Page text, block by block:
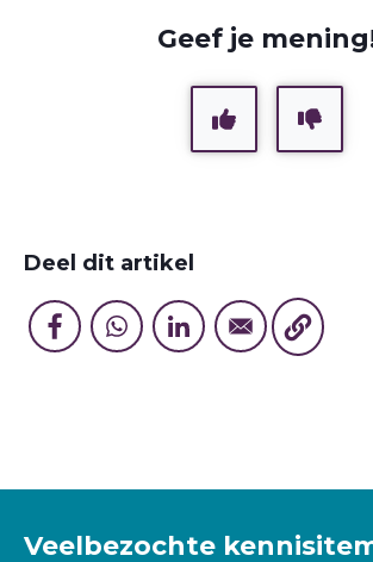
Geef je
Deel dit artikel
Veelbezochte